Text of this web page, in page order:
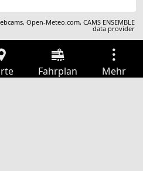
,Open-Meteo.com,CAMS ENSEMBLE
data provider
Fahrplan Mehr